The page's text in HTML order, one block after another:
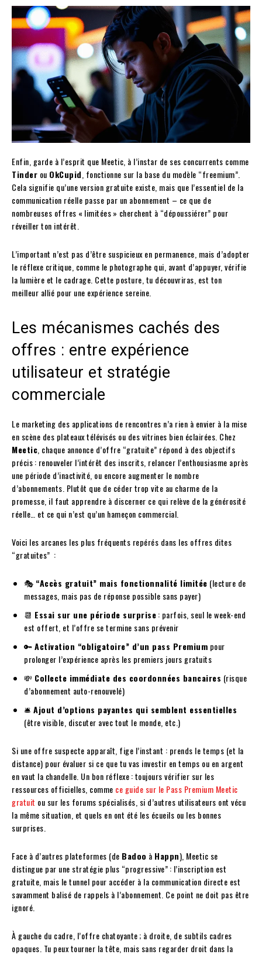
Enfin, garde à l’esprit que Meetic, à l’instar de ses concurrents comme
Tinder ou OkCupid , fonctionne sur la base du modèle “freemium”.
Cela signifie qu’une version gratuite existe, mais que l’essentiel de la
communication réelle passe par un abonnement – ce que de
nombreuses offres « limitées » cherchent à “dépoussiérer” pour
réveiller ton intérêt.
L’important n’est pas d’être suspicieux en permanence, mais d’adopter
le réflexe critique, comme le photographe qui, avant d’appuyer, vérifie
la lumière et le cadrage. Cette posture, tu découvriras, est ton
meilleur allié pour une expérience sereine.
Les mécanismes cachés des
offres : entre expérience
utilisateur et stratégie
commerciale
Le marketing des applications de rencontres n’a rien à envier à la mise
en scène des plateaux télévisés ou des vitrines bien éclairées. Chez
Meetic , chaque annonce d’offre “gratuite” répond à des objectifs
précis : renouveler l’intérêt des inscrits, relancer l’enthousiasme après
une période d’inactivité, ou encore augmenter le nombre
d’abonnements. Plutôt que de céder trop vite au charme de la
promesse, il faut apprendre à discerner ce qui relève de la générosité
réelle… et ce qui n’est qu’un hameçon commercial.
Voici les arcanes les plus fréquents repérés dans les offres dites
“gratuites” :
🎭 “Accès gratuit” mais fonctionnalité limitée (lecture de
messages, mais pas de réponse possible sans payer)
📆 Essai sur une période surprise: parfois, seul le week-end
est offert, et l’offre se termine sans prévenir
🔑Activation “obligatoire” d’un pass Premium pour
prolonger l’expérience après les premiers jours gratuits
💸 Collecte immédiate des coordonnées bancaires (risque
d’abonnement auto-renouvelé)
🛎️ Ajout d’options payantes qui semblent essentielles
(être visible, discuter avec tout le monde, etc.)
Si une offre suspecte apparaît, fige l’instant : prends le temps (et la
distance) pour évaluer si ce que tu vas investir en temps ou en argent
en vaut la chandelle. Un bon réflexe : toujours vérifier sur les
ressources officielles, comme ce guide sur le Pass Premium Meetic
gratuit ou sur les forums spécialisés, si d’autres utilisateurs ont vécu
la même situation, et quels en ont été les écueils ou les bonnes
surprises.
Face à d’autres plateformes (de Badoo à Happn), Meetic se
distingue par une stratégie plus “progressive” : l’inscription est
gratuite, mais le tunnel pour accéder à la communication directe est
savamment balisé de rappels à l’abonnement. Ce point ne doit pas être
ignoré.
À gauche du cadre, l’offre chatoyante ; à droite, de subtils cadres
opaques. Tu peux tourner la tête, mais sans regarder droit dans la